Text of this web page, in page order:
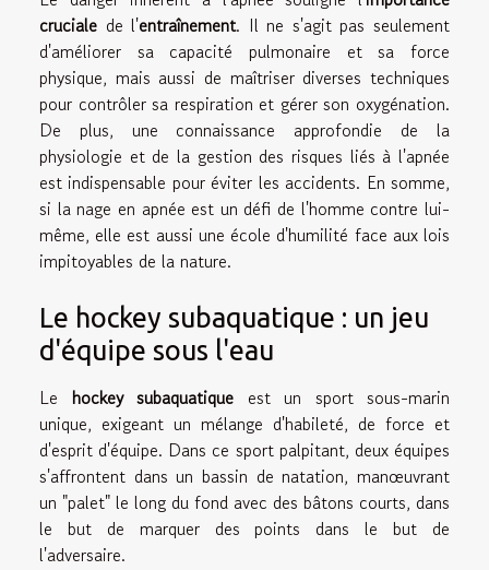
cruciale de l'entraînement. Il ne s'agit pas seulement
d'améliorer sa capacité pulmonaire et sa force
physique, mais aussi de maîtriser diverses techniques
pour contrôler sa respiration et gérer son oxygénation.
De plus, une connaissance approfondie de la
physiologie et de la gestion des risques liés à l'apnée
est indispensable pour éviter les accidents. En somme,
si la nage en apnée est un défi de l'homme contre lui-
même, elle est aussi une école d'humilité face aux lois
impitoyables de la nature.
Le hockey subaquatique : un jeu
d'équipe sous l'eau
Le hockey subaquatique est un sport sous-marin
unique, exigeant un mélange d'habileté, de force et
d'esprit d'équipe. Dans ce sport palpitant, deux équipes
s'affrontent dans un bassin de natation, manœuvrant
un "palet" le long du fond avec des bâtons courts, dans
le but de marquer des points dans le but de
l'adversaire.